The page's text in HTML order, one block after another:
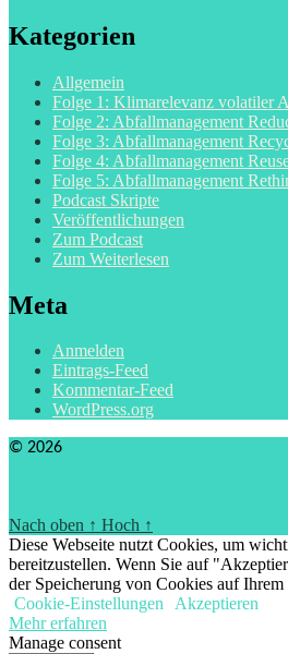
Kategorien
Allgemein
Folge 1: Klimarelevanz volatiler
Folge 2: Abfallmanagement
Folge 3: Abfallmanagement
Folge 4: Abfallmanagement
Folge 5: Abfallmanagement
Podcast Skripte
Veröffentlichungen
Zum Podcast
Zum Weiterlesen
Meta
Anmelden
Eintrags-Feed
Kommentar-Feed
WordPress.org
© 2026
Nach oben ↑ Hoch ↑
Diese Webseite nutzt Cookies, um
bereitzustellen. Wenn Sie auf
der Speicherung von Cookies auf Ihrem
Cookie-Einstellungen Akzeptieren
Mehr erfahren
Manage consent